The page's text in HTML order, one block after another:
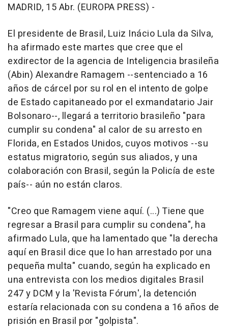
MADRID, 15 Abr. (EUROPA PRESS) -
El presidente de Brasil, Luiz Inácio Lula da Silva,
ha afirmado este martes que cree que el
exdirector de la agencia de Inteligencia brasileña
(Abin) Alexandre Ramagem --sentenciado a 16
años de cárcel por su rol en el intento de golpe
de Estado capitaneado por el exmandatario Jair
Bolsonaro--, llegará a territorio brasileño "para
cumplir su condena" al calor de su arresto en
Florida, en Estados Unidos, cuyos motivos --su
estatus migratorio, según sus aliados, y una
colaboración con Brasil, según la Policía de este
país-- aún no están claros.
"Creo que Ramagem viene aquí. (...) Tiene que
regresar a Brasil para cumplir su condena", ha
afirmado Lula, que ha lamentado que "la derecha
aquí en Brasil dice que lo han arrestado por una
pequeña multa" cuando, según ha explicado en
una entrevista con los medios digitales Brasil
247 y DCM y la 'Revista Fórum', la detención
estaría relacionada con su condena a 16 años de
prisión en Brasil por "golpista".